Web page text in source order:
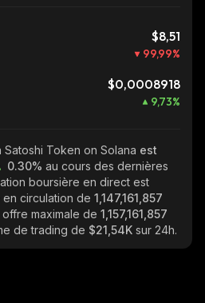
$8,51
99,99%
$0,0008918
9,73%
Token on Solana est
0.30% au cours des dernières
boursière en direct est
en circulation de 1,147,161,857
maximale de 1,157,161,857
de trading de $21,54K sur 24h.